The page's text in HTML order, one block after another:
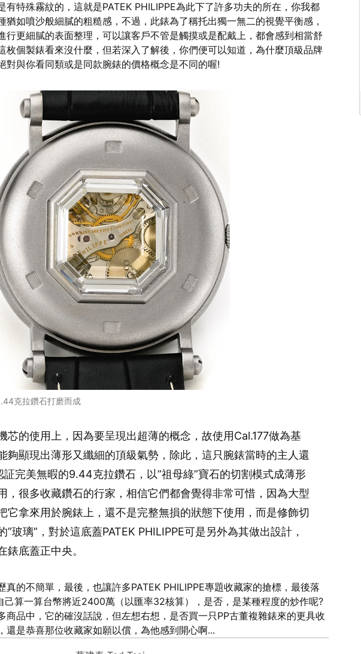
有特殊霧紋的，這就是PATEK PHILIPPE為此下了許多功夫的所在，你我都
猶如噴沙般細膩的粗糙感，不過，此錶為了稱托出獨一無二的視覺平衡感，
行更細膩的表面整理，可以讓客戶不管是觸摸或是配戴上，都會感到相當舒
枚個製錶看來沒什麼，但若深入了解後，你們便可以知道，為什麼頂級品牌
對與你看同類或是同款腕錶的價格概念是不同的喔!
克拉鑽石打磨而成
芯的使用上，因為要呈現出超薄的概念，故使用Cal.177做為基
夠顯現出薄形又纖細的頂級氣勢，除此，這只腕錶當時的主人還
証完美無暇的9.44克拉鑽石，以”祖母綠”寶石的切割模式成薄形
，很多收藏鑽石的行家，相信它們都會覺得非常可惜，因為大型
它拿來用於腕錶上，還不是完整無損的狀態下使用，而是修飾切
”玻璃”，對於這底蓋PATEK PHILIPPE可是另外為其做出設計，
錶底蓋正中央。
真的不簡單，最後，也讓許多PATEK PHILIPPE專題收藏家的搶標，最後落
算一算台幣將近2400萬（以匯率32核算），是否，是某種程度的炒作呢?
商品中，它的確沒話說，但左想右想，是否買一只PP古董複雜錶來的更具收
還是恭喜那位收藏家如願以償，為他感到開心啊...